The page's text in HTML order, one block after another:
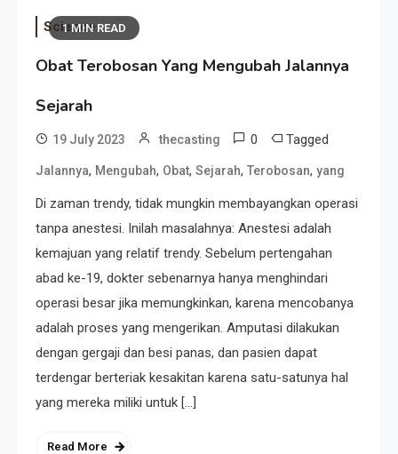
1 MIN READ
Science
Obat Terobosan Yang Mengubah Jalannya
Sejarah
19 July 2023 thecasting 0 Tagged
Jalannya, Mengubah, Obat, Sejarah, Terobosan, yang
Di zaman trendy, tidak mungkin membayangkan operasi
tanpa anestesi. Inilah masalahnya: Anestesi adalah
kemajuan yang relatif trendy. Sebelum pertengahan
abad ke-19, dokter sebenarnya hanya menghindari
operasi besar jika memungkinkan, karena mencobanya
adalah proses yang mengerikan. Amputasi dilakukan
dengan gergaji dan besi panas, dan pasien dapat
terdengar berteriak kesakitan karena satu-satunya hal
yang mereka miliki untuk […]
Read More